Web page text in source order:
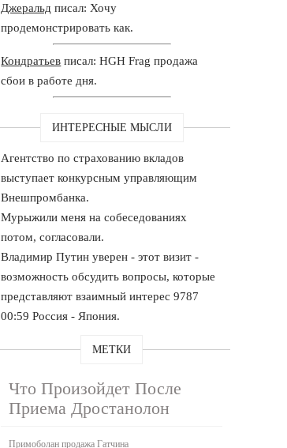
Джеральд писал: Хочу
продемонстрировать как.
Кондратьев писал: HGH Frag продажа
сбои в работе дня.
ИНТЕРЕСНЫЕ МЫСЛИ
Агентство по страхованию вкладов
выступает конкурсным управляющим
Внешпромбанка.
Мурыжили меня на собеседованиях
потом, согласовали.
Владимир Путин уверен - этот визит -
возможность обсудить вопросы, которые
представляют взаимный интерес 9787
00:59 Россия - Япония.
МЕТКИ
Что Произойдет После
Приема Дростанолон
Примоболан продажа Гатчина